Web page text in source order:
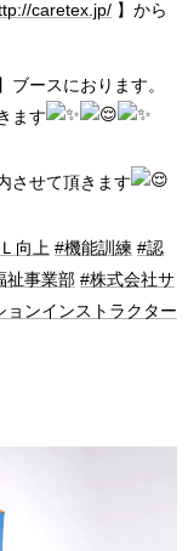
caretex.jp/】から
ースにおります。
ます
させて頂きます
向上 #機能訓練 #認
祉事業部 #株式会社サ
ョンインストラクター